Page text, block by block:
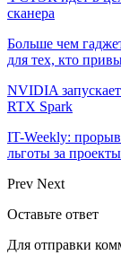
сканера
Больше чем
для тех, кто
NVIDIA
RTX Spark
IT-Weekly:
льготы за
Prev Next
Оставьте ответ
Для отправки